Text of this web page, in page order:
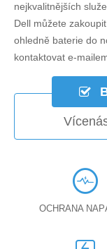
nejkvalitnějších
Dell můžete
ohledně baterie do
kontaktovat e-
OCHRANA